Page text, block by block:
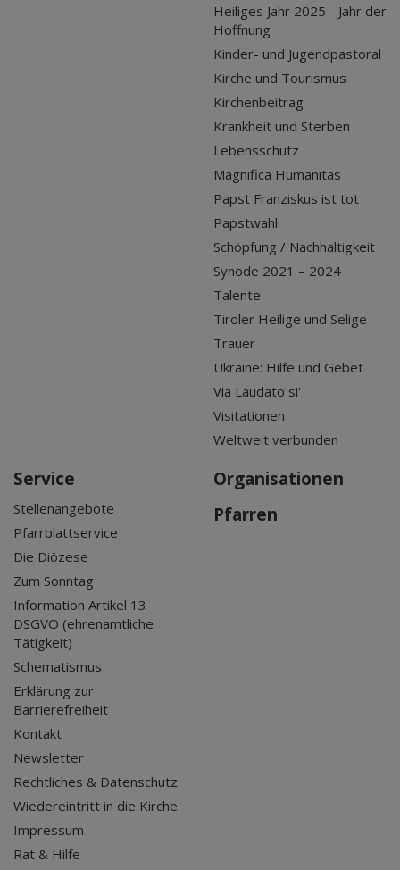
Heiliges Jahr 2025 - Jahr der
Hoffnung
Kinder- und Jugendpastoral
Kirche und Tourismus
Kirchenbeitrag
Krankheit und Sterben
Lebensschutz
Magnifica Humanitas
Papst Franziskus ist tot
Papstwahl
Schöpfung / Nachhaltigkeit
Synode 2021 – 2024
Talente
Tiroler Heilige und Selige
Trauer
Ukraine: Hilfe und Gebet
Via Laudato si'
Visitationen
Weltweit verbunden
Service
Stellenangebote
Pfarrblattservice
Die Diözese
Zum Sonntag
Information Artikel 13
DSGVO (ehrenamtliche
Tätigkeit)
Schematismus
Erklärung zur
Barrierefreiheit
Kontakt
Newsletter
Rechtliches & Datenschutz
Wiedereintritt in die Kirche
Impressum
Rat & Hilfe
Organisationen
Pfarren